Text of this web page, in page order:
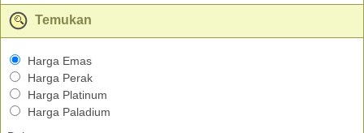
Temukan
Harga Emas
Harga Perak
Harga Platinum
Harga Paladium